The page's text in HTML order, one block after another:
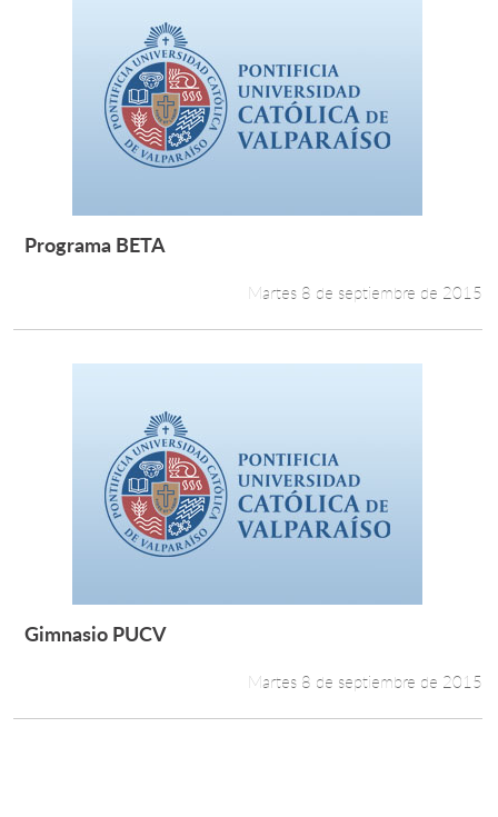
Programa BETA
Martes 8 de septiembre de 2015
Gimnasio PUCV
Martes 8 de septiembre de 2015